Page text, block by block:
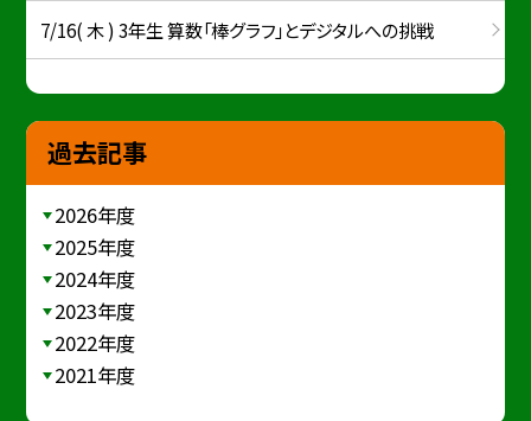
7/16( 木 ) 3年生 算数「棒グラフ」とデジタルへの挑戦
過去記事
2026年度
2025年度
2024年度
2023年度
2022年度
2021年度